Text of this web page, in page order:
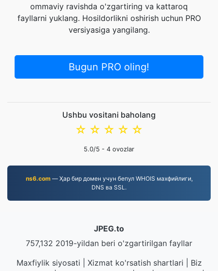
ommaviy ravishda o'zgartiring va kattaroq
fayllarni yuklang. Hosildorlikni oshirish uchun PRO
versiyasiga yangilang.
Bugun PRO oling!
Ushbu vositani baholang
☆
☆
☆
☆
☆
5.0/5 - 4 ovozlar
ns6.com— Ҳар бир домен учун бепул WHOIS махфийлиги,
DNS ва SSL.
JPEG.to
757,132 2019-yildan beri o'zgartirilgan fayllar
Maxfiylik siyosati
Xizmat ko'rsatish shartlari
Biz